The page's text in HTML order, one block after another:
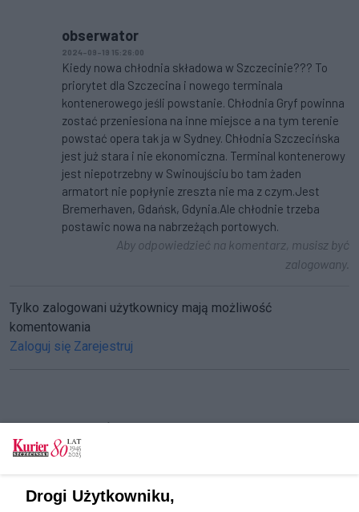
obserwator
2024-09-19 15:26:00
Kiedy nowa chłodnia składowa w Szczecinie??? To
priorytet dla Szczecina i nowego terminala
kontenerowego jeśli powstanie. Chłodnia Gryf powinna
zostać przeniesiona na inne miejsce a na tym terenie
powstać opera tak ja w Sydney. Chłodnia Szczecińska
jest już stara i nie ekonomiczna. Terminal kontenerowy
jest niepotrzebny w Swinoujściu bo tam żaden
armatort nie popłynie zreszta nie ma z czym.Jest
Bremerhaven, Gdańsk, Gdynia.Ale chłodnie trzeba
postawic nowa na nabrzeżąch portowych.
Aby odpowiedzieć na komentarz, musisz być
zalogowany.
Tylko zalogowani użytkownicy mają możliwość
komentowania
Zaloguj się Zarejestruj
Lewica Razem chce radnych zawodowych, by
Drogi Użytkowniku,